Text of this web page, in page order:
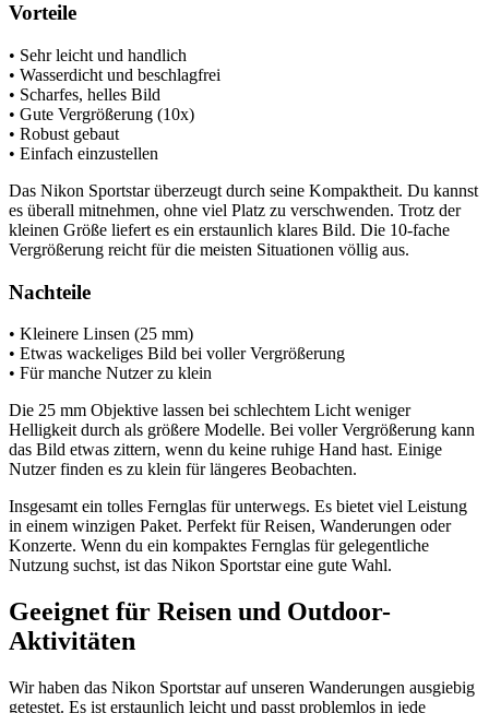
Vorteile
• Sehr leicht und handlich
• Wasserdicht und beschlagfrei
• Scharfes, helles Bild
• Gute Vergrößerung (10x)
• Robust gebaut
• Einfach einzustellen
Das Nikon Sportstar überzeugt durch seine Kompaktheit. Du kannst
es überall mitnehmen, ohne viel Platz zu verschwenden. Trotz der
kleinen Größe liefert es ein erstaunlich klares Bild. Die 10-fache
Vergrößerung reicht für die meisten Situationen völlig aus.
Nachteile
• Kleinere Linsen (25 mm)
• Etwas wackeliges Bild bei voller Vergrößerung
• Für manche Nutzer zu klein
Die 25 mm Objektive lassen bei schlechtem Licht weniger
Helligkeit durch als größere Modelle. Bei voller Vergrößerung kann
das Bild etwas zittern, wenn du keine ruhige Hand hast. Einige
Nutzer finden es zu klein für längeres Beobachten.
Insgesamt ein tolles Fernglas für unterwegs. Es bietet viel Leistung
in einem winzigen Paket. Perfekt für Reisen, Wanderungen oder
Konzerte. Wenn du ein kompaktes Fernglas für gelegentliche
Nutzung suchst, ist das Nikon Sportstar eine gute Wahl.
Geeignet für Reisen und Outdoor-
Aktivitäten
Wir haben das Nikon Sportstar auf unseren Wanderungen ausgiebig
getestet. Es ist erstaunlich leicht und passt problemlos in jede